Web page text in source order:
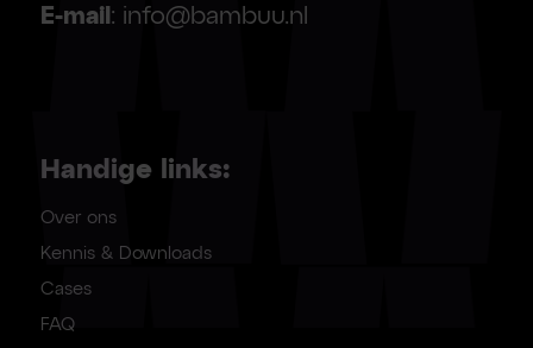
E-mail : info@bambuu.nl
Handige links:
Over ons
Kennis & Downloads
Cases
FAQ